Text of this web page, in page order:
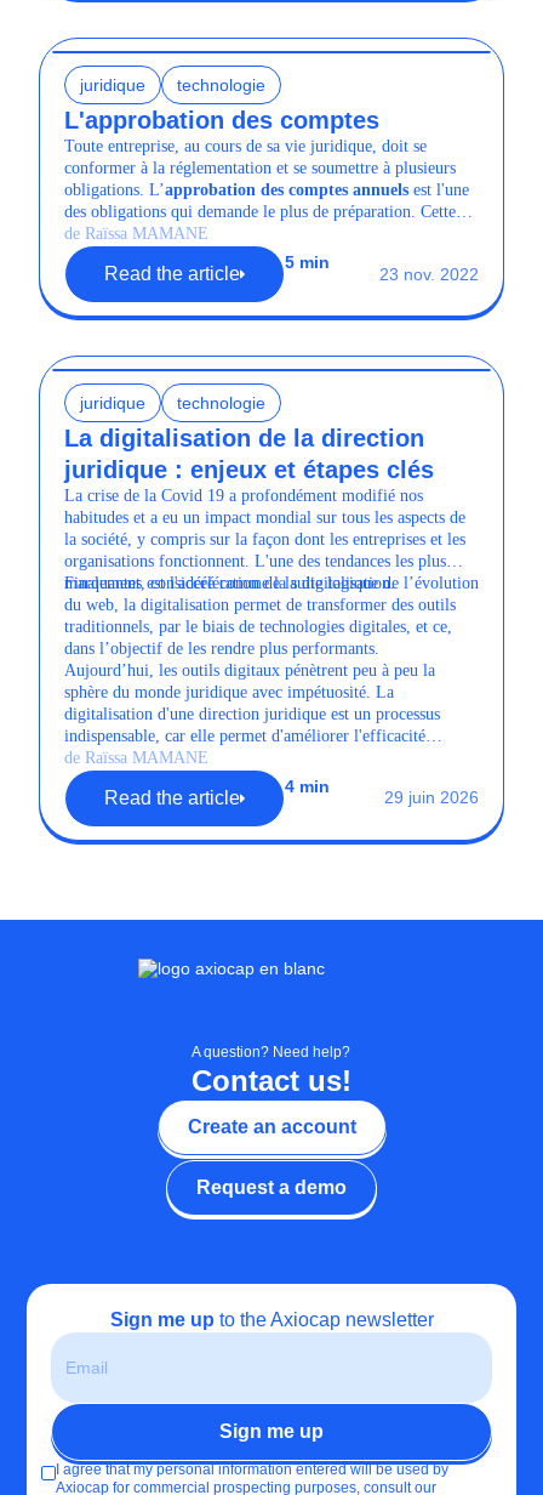
juridique technologie
L'approbation des comptes
Toute entreprise, au cours de sa vie juridique, doit se
conformer à la réglementation et se soumettre à plusieurs
obligations. L’approbation des comptes annuels est l'une
des obligations qui demande le plus de préparation. Cette
dernière doit avoir lieu une fois par an et permet aux
associés de se prononcer sur la gestion de la société et de
valider les comptes sociaux.
de Raïssa MAMANE
Read the article
5 min
23 nov. 2022
juridique technologie
La digitalisation de la direction
juridique : enjeux et étapes clés
La crise de la Covid 19 a profondément modifié nos
habitudes et a eu un impact mondial sur tous les aspects de
la société, y compris sur la façon dont les entreprises et les
organisations fonctionnent. L'une des tendances les plus
marquantes est l'accélération de la digitalisation.
Finalement, considéré comme la suite logique de l’évolution
du web, la digitalisation permet de transformer des outils
traditionnels, par le biais de technologies digitales, et ce,
dans l’objectif de les rendre plus performants.
Aujourd’hui, les outils digitaux pénètrent peu à peu la
sphère du monde juridique avec impétuosité. La
digitalisation d'une direction juridique est un processus
indispensable, car elle permet d'améliorer l'efficacité
opérationnelle et la réduction des coûts.
de Raïssa MAMANE
Read the article
4 min
29 juin 2026
Create an account
Request a demo
Contact us!
A question? Need help?
Sign me up to the Axiocap newsletter
I agree that my personal information entered will be used by
Axiocap for commercial prospecting purposes, consult our